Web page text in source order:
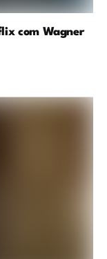
com Wagner